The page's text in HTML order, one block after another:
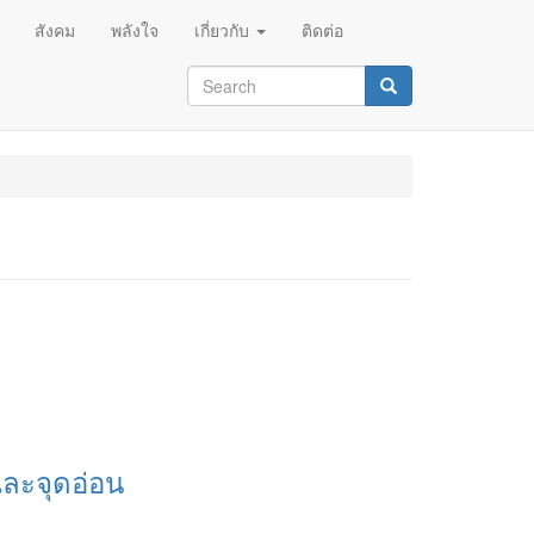
สังคม พลังใจ เกี่ยวกับ ติดต่อ
Search
form
ะจุดอ่อน